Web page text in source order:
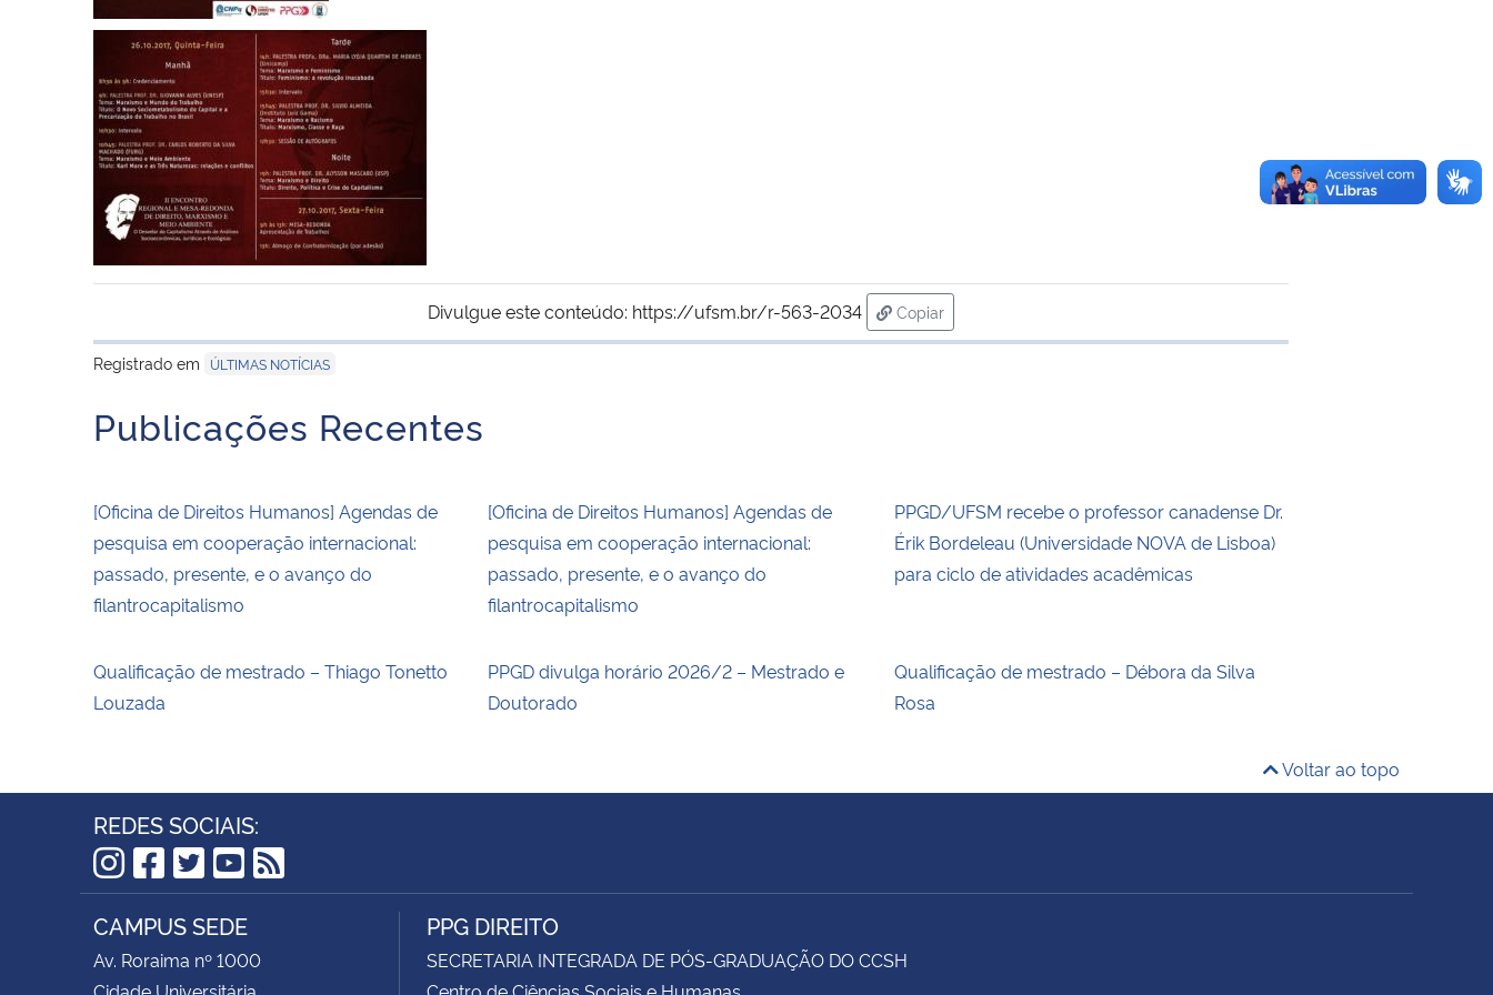
Divulgue este conteúdo: https://ufsm.br/r-563-2034
Copiar
para área de transferência
Registrado em
ÚLTIMAS NOTÍCIAS
Publicações Recentes
[Oficina de Direitos Humanos] Agendas de
pesquisa em cooperação internacional:
passado, presente, e o avanço do
filantrocapitalismo
[Oficina de Direitos Humanos] Agendas de
pesquisa em cooperação internacional:
passado, presente, e o avanço do
filantrocapitalismo
PPGD/UFSM recebe o professor canadense Dr.
Érik Bordeleau (Universidade NOVA de Lisboa)
para ciclo de atividades acadêmicas
Qualificação de mestrado – Thiago Tonetto
Louzada
PPGD divulga horário 2026/2 – Mestrado e
Doutorado
Qualificação de mestrado – Débora da Silva
Rosa
Voltar ao topo
REDES SOCIAIS:
Instagram
Facebook
Twitter
YouTube
RSS
CAMPUS SEDE
Av. Roraima nº 1000
Cidade Universitária
PPG DIREITO
SECRETARIA INTEGRADA DE PÓS-GRADUAÇÃO DO CCSH
Centro de Ciências Sociais e Humanas